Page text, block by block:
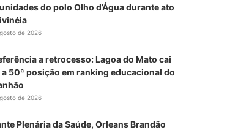
do polo Olho d’Água durante ato
de 2026
a retrocesso: Lagoa do Mato cai
a 50ª posição em ranking educacional do
de 2026
Plenária da Saúde, Orleans Brandão